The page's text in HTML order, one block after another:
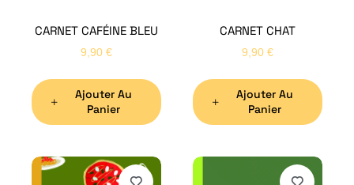
CARNET CAFÉINE BLEU
9,90 €
Ajouter Au
Panier
CARNET CHAT
9,90 €
Ajouter Au
Panier